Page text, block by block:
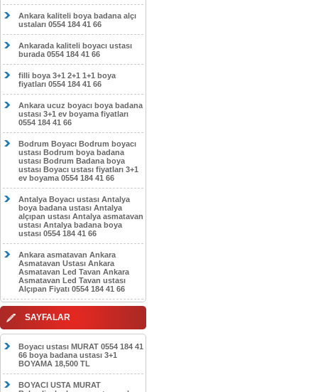
Ankara kaliteli boya badana alçı
ustaları 0554 184 41 66
Ankarada kaliteli boyacı ustası
burada 0554 184 41 66
filli boya 3+1 2+1 1+1 boya
fiyatları 0554 184 41 66
Ankara ucuz boyacı boya badana
ustası 3+1 ev boyama fiyatları
0554 184 41 66
Bodrum Boyacı Bodrum boyacı
ustası Bodrum boya badana
ustası Bodrum Badana boya
ustası Boyacı ustası fiyatları 3+1
ev boyama 0554 184 41 66
Antalya Boyacı ustası Antalya
boya badana ustası Antalya
alçıpan ustası Antalya asmatavan
ustası Antalya badana boya
ustası 0554 184 41 66
Ankara asmatavan Ankara
Asmatavan Ustası Ankara
Asmatavan Led Tavan Ankara
Asmatavan Led Tavan ustası
Alçıpan Fiyatı 0554 184 41 66
SAYFALAR
Boyacı ustası MURAT 0554 184 41
66 boya badana ustası 3+1
BOYAMA 18,500 TL
BOYACI USTA MURAT